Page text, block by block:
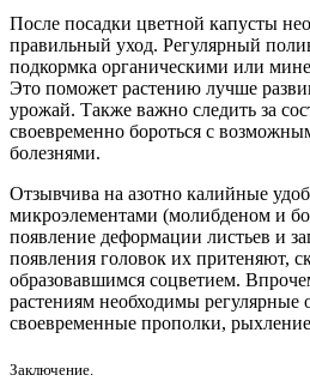
После посадки цветной капусты
правильный уход. Регулярный
подкормка органическими или
Это поможет растению лучше
урожай. Также важно следить за
своевременно бороться с
болезнями.
Отзывчива на азотно калийные
микроэлементами (молибденом и
появление деформации листьев и
появления головок их притеняют,
образовавшимся соцветием.
растениям необходимы
своевременные прополки,
Заключение.